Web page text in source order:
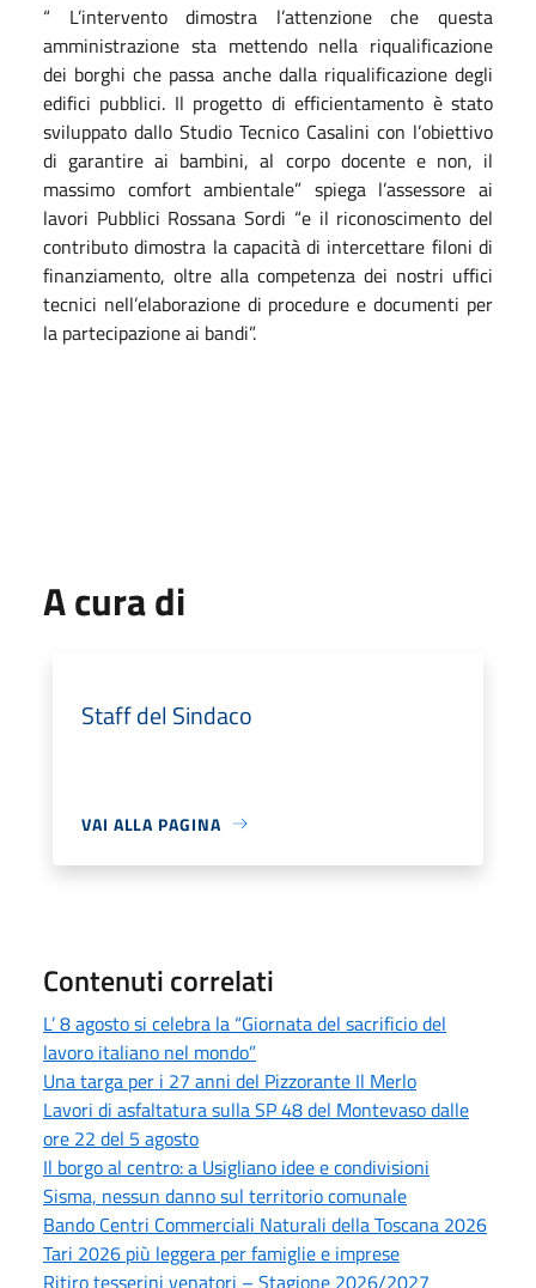
“ L’intervento dimostra l’attenzione che questa
amministrazione sta mettendo nella riqualificazione
dei borghi che passa anche dalla riqualificazione degli
edifici pubblici. Il progetto di efficientamento è stato
sviluppato dallo Studio Tecnico Casalini con l’obiettivo
di garantire ai bambini, al corpo docente e non, il
massimo comfort ambientale” spiega l’assessore ai
lavori Pubblici Rossana Sordi “e il riconoscimento del
contributo dimostra la capacità di intercettare filoni di
finanziamento, oltre alla competenza dei nostri uffici
tecnici nell’elaborazione di procedure e documenti per
la partecipazione ai bandi”.
A cura di
Staff del Sindaco
VAI ALLA PAGINA
Contenuti correlati
L’ 8 agosto si celebra la “Giornata del sacrificio del
lavoro italiano nel mondo”
Una targa per i 27 anni del Pizzorante Il Merlo
Lavori di asfaltatura sulla SP 48 del Montevaso dalle
ore 22 del 5 agosto
Il borgo al centro: a Usigliano idee e condivisioni
Sisma, nessun danno sul territorio comunale
Bando Centri Commerciali Naturali della Toscana 2026
Tari 2026 più leggera per famiglie e imprese
Ritiro tesserini venatori – Stagione 2026/2027